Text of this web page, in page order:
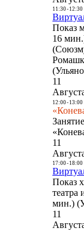
11:30- 12:30
Показ
16
11
12:00- 13:00
11
17:00- 18:00
Показ
театра
мин.)
11